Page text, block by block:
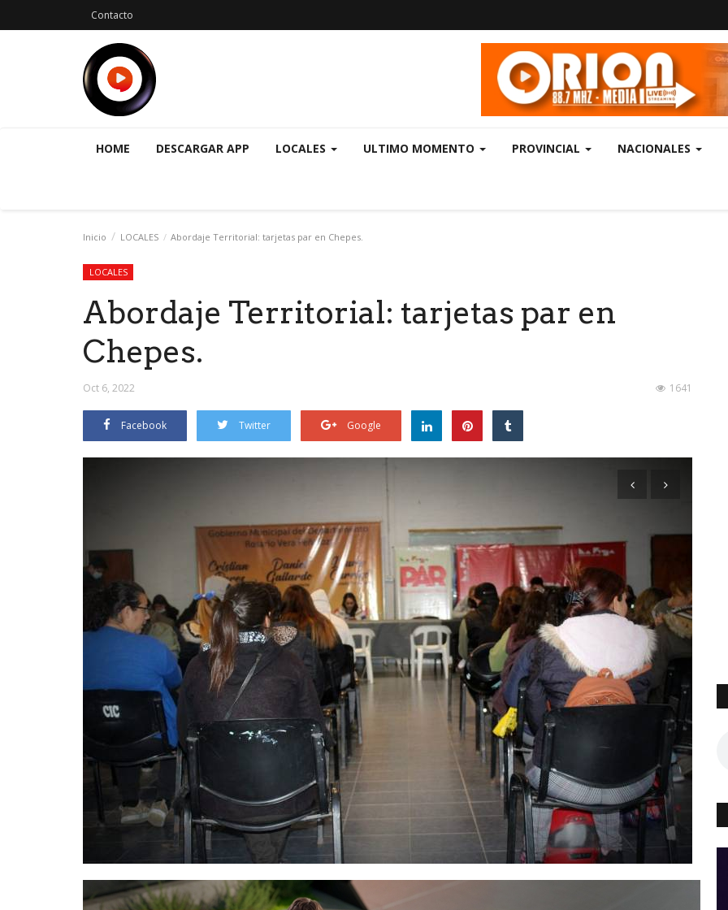
Contacto
HOME DESCARGAR APP LOCALES ULTIMO MOMENTO PROVINCIAL NACIONALES
Inicio LOCALES Abordaje Territorial: tarjetas par en Chepes.
LOCALES
Abordaje Territorial: tarjetas par en
Chepes.
Oct 6, 2022 1641
Facebook Twitter Google